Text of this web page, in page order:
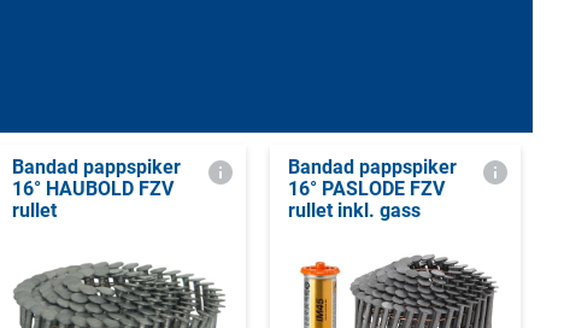
Bandad pappspiker
16° HAUBOLD FZV
rullet
Bandad pappspiker
16° PASLODE FZV
rullet inkl. gass